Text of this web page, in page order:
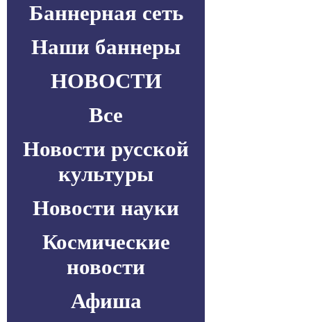
Баннерная сеть
Наши баннеры
НОВОСТИ
Все
Новости русской
культуры
Новости науки
Космические
новости
Афиша